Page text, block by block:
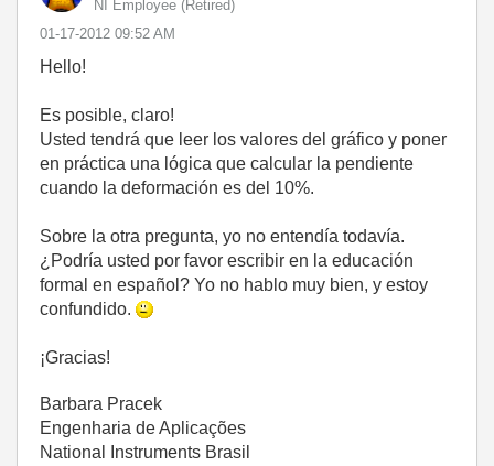
NI Employee (retired)
‎01-17-2012 09:52 AM
Hello!
Es posible, claro!
Usted tendrá que leer los valores del gráfico y poner
en práctica una lógica que calcular la pendiente
cuando la deformación es del 10%.
Sobre la otra pregunta, yo no entendía todavía.
¿Podría usted por favor escribir en la educación
formal en español? Yo no hablo muy bien, y estoy
confundido.
¡Gracias!
Barbara Pracek
Engenharia de Aplicações
National Instruments Brasil